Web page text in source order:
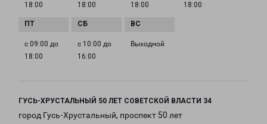
18:00 18:00 18:00 18:00
с 09:00 до
18:00
с 10:00 до
16:00
Выходной
ГУСЬ-ХРУСТАЛЬНЫЙ 50 ЛЕТ СОВЕТСКОЙ ВЛАСТИ 34
город Гусь-Хрустальный, проспект 50 лет